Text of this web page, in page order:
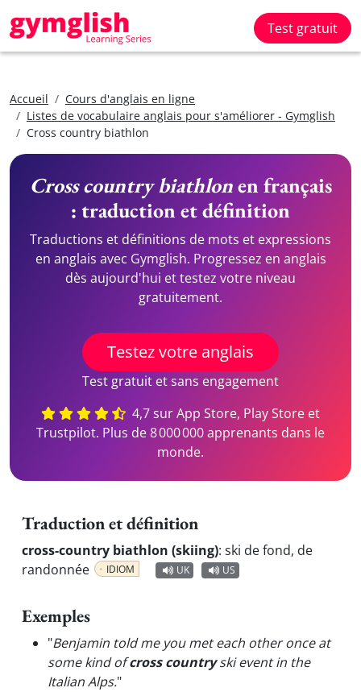
Test gratuit
Accueil
Cours d'anglais en ligne
Listes de vocabulaire anglais pour s'améliorer - Gymglish
Cross country biathlon
Cross country biathlonen français
: traduction et définition
Traductions et définitions de mots et expressions
en anglais avec Gymglish. Progressez en anglais
dès aujourd'hui et testez votre niveau
gratuitement.
Testez votre anglais
Test gratuit et sans engagement
4,7 sur App Store, Play Store et
Trustpilot. Plus de 8 000 000 apprenants dans le
monde.
Traduction et définition
cross-country biathlon (skiing): ski de fond, de
randonnée
IDIOM UK US
Exemples
"Benjamin told me you met each other once at
some kind ofcross countryski event in the
Italian Alps."